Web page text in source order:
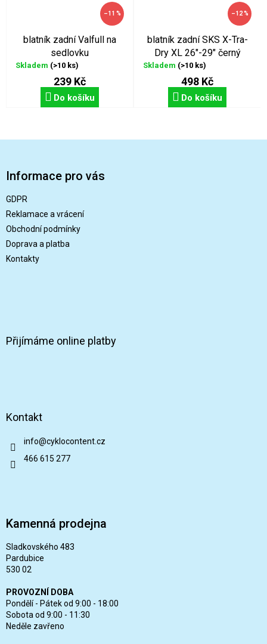
–11 %
blatník zadní Valfull na
sedlovku
Skladem (>10 ks)
239 Kč
Do košíku
–12 %
blatník zadní SKS X-Tra-
Dry XL 26"-29" černý
Skladem (>10 ks)
498 Kč
Do košíku
Informace pro vás
GDPR
Reklamace a vrácení
Obchodní podmínky
Doprava a platba
Kontakty
Přijímáme online platby
Kontakt
info@cyklocontent.cz
466 615 277
Kamenná prodejna
Sladkovského 483
Pardubice
530 02
PROVOZNÍ DOBA
Pondělí - Pátek od 9:00 - 18:00
Sobota od 9:00 - 11:30
Neděle zavřeno